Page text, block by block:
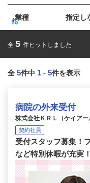
業種 指定し
全 5 件ヒットしました
全 5件中 1 - 5件を表示
病院の外来受付
株式会社ＫＲＬ（ケイアー
契約社員
受付スタッフ募集！
など特別休暇が充実！